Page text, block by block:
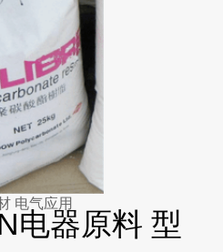
电气应用
电器原料 型